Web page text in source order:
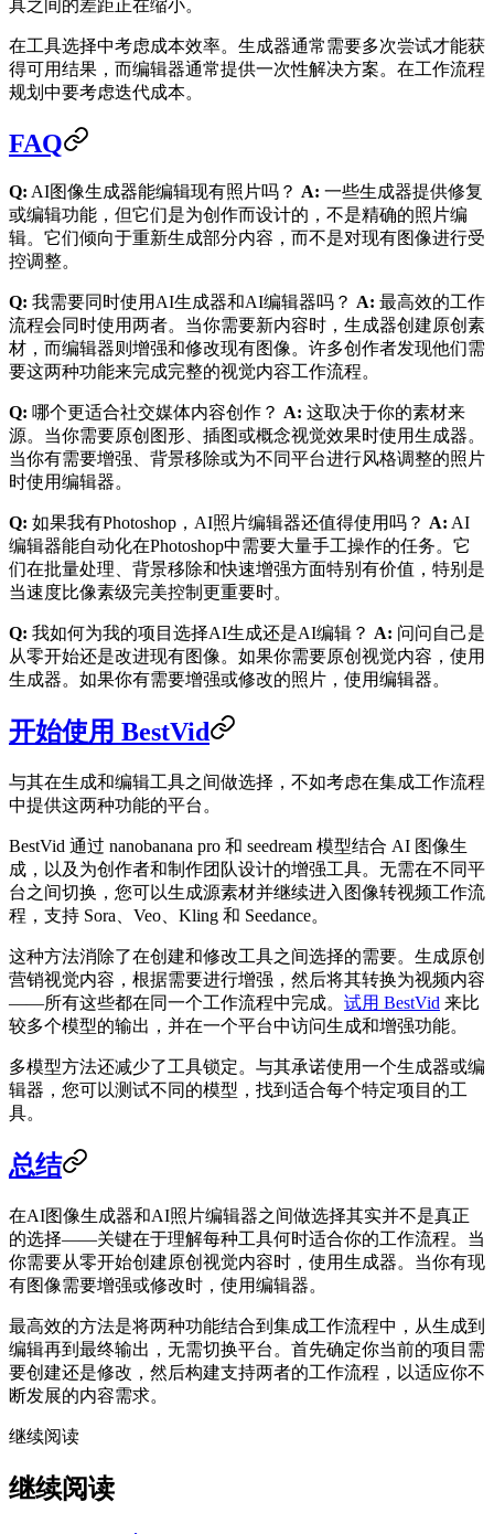
具之间的差距正在缩小。
在工具选择中考虑成本效率。生成器通常需要多次尝试才能获
得可用结果，而编辑器通常提供一次性解决方案。在工作流程
规划中要考虑迭代成本。
FAQ
Q: AI图像生成器能编辑现有照片吗？ A: 一些生成器提供修复
或编辑功能，但它们是为创作而设计的，不是精确的照片编
辑。它们倾向于重新生成部分内容，而不是对现有图像进行受
控调整。
Q: 我需要同时使用AI生成器和AI编辑器吗？ A: 最高效的工作
流程会同时使用两者。当你需要新内容时，生成器创建原创素
材，而编辑器则增强和修改现有图像。许多创作者发现他们需
要这两种功能来完成完整的视觉内容工作流程。
Q: 哪个更适合社交媒体内容创作？ A: 这取决于你的素材来
源。当你需要原创图形、插图或概念视觉效果时使用生成器。
当你有需要增强、背景移除或为不同平台进行风格调整的照片
时使用编辑器。
Q: 如果我有Photoshop，AI照片编辑器还值得使用吗？ A: AI
编辑器能自动化在Photoshop中需要大量手工操作的任务。它
们在批量处理、背景移除和快速增强方面特别有价值，特别是
当速度比像素级完美控制更重要时。
Q: 我如何为我的项目选择AI生成还是AI编辑？ A: 问问自己是
从零开始还是改进现有图像。如果你需要原创视觉内容，使用
生成器。如果你有需要增强或修改的照片，使用编辑器。
开始使用 BestVid
与其在生成和编辑工具之间做选择，不如考虑在集成工作流程
中提供这两种功能的平台。
BestVid 通过 nanobanana pro 和 seedream 模型结合 AI 图像生
成，以及为创作者和制作团队设计的增强工具。无需在不同平
台之间切换，您可以生成源素材并继续进入图像转视频工作流
程，支持 Sora、Veo、Kling 和 Seedance。
这种方法消除了在创建和修改工具之间选择的需要。生成原创
营销视觉内容，根据需要进行增强，然后将其转换为视频内容
——所有这些都在同一个工作流程中完成。 试用 BestVid 来比
较多个模型的输出，并在一个平台中访问生成和增强功能。
多模型方法还减少了工具锁定。与其承诺使用一个生成器或编
辑器，您可以测试不同的模型，找到适合每个特定项目的工
具。
总结
在AI图像生成器和AI照片编辑器之间做选择其实并不是真正
的选择——关键在于理解每种工具何时适合你的工作流程。当
你需要从零开始创建原创视觉内容时，使用生成器。当你有现
有图像需要增强或修改时，使用编辑器。
最高效的方法是将两种功能结合到集成工作流程中，从生成到
编辑再到最终输出，无需切换平台。首先确定你当前的项目需
要创建还是修改，然后构建支持两者的工作流程，以适应你不
断发展的内容需求。
继续阅读
继续阅读